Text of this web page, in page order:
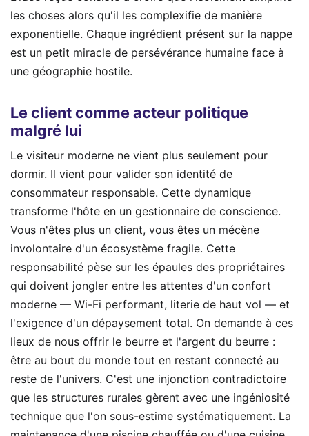
les choses alors qu'il les complexifie de manière
exponentielle. Chaque ingrédient présent sur la nappe
est un petit miracle de persévérance humaine face à
une géographie hostile.
Le client comme acteur politique
malgré lui
Le visiteur moderne ne vient plus seulement pour
dormir. Il vient pour valider son identité de
consommateur responsable. Cette dynamique
transforme l'hôte en un gestionnaire de conscience.
Vous n'êtes plus un client, vous êtes un mécène
involontaire d'un écosystème fragile. Cette
responsabilité pèse sur les épaules des propriétaires
qui doivent jongler entre les attentes d'un confort
moderne — Wi-Fi performant, literie de haut vol — et
l'exigence d'un dépaysement total. On demande à ces
lieux de nous offrir le beurre et l'argent du beurre :
être au bout du monde tout en restant connecté au
reste de l'univers. C'est une injonction contradictoire
que les structures rurales gèrent avec une ingéniosité
technique que l'on sous-estime systématiquement. La